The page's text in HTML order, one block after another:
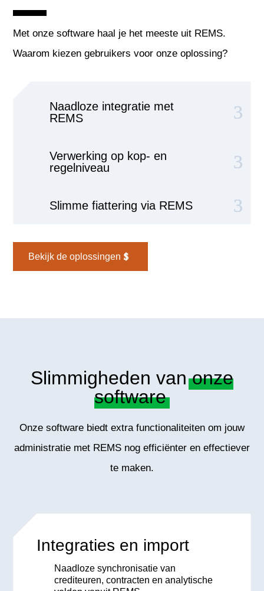
Met onze software haal je het meeste uit REMS.
Waarom kiezen gebruikers voor onze oplossing?
Naadloze integratie met
REMS
Verwerking op kop- en
regelniveau
Slimme fiattering via REMS
Bekijk de oplossingen
Slimmigheden vanonze
software
Onze software biedt extra functionaliteiten om jouw
administratie met REMS nog efficiënter en effectiever
te maken.
Integraties en import
Naadloze synchronisatie van
crediteuren, contracten en analytische